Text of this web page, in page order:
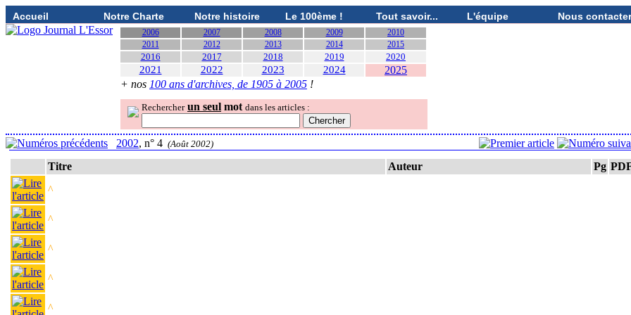
Accueil Notre Charte Notre histoire Le 100ème ! Tout savoir... L'équipe Nous contacter
2006 2007 2008 2009
2010
2011
2012 2013 2014 2015
2016 2017 2018 2019 2020
2021 2022 2023 2024
2025
+ nos 100 ans d'archives, de 1905 à 2005 !
Rechercher un seul mot dans les articles :
2002, n° 4 (Août 2002)
Titre Auteur Pg
^
^
^
^
^